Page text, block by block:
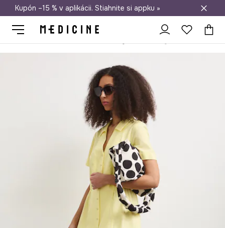
Doprava zadarmo od 50 €
Kupón –15 % v aplikácii. Stiahnite si appku »